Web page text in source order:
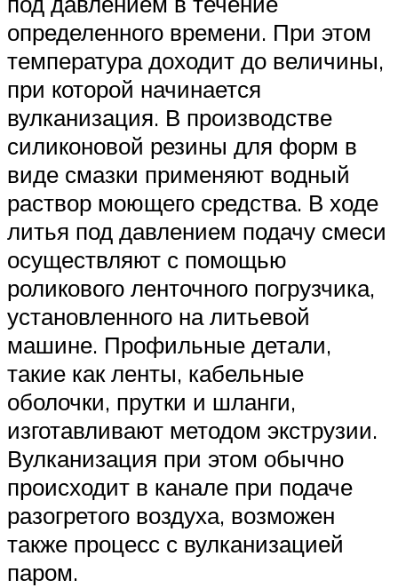
определенного времени. При этом
температура доходит до величины,
при которой начинается
вулканизация. В производстве
силиконовой резины для форм в
виде смазки применяют водный
раствор моющего средства. В ходе
литья под давлением подачу смеси
осуществляют с помощью
роликового ленточного погрузчика,
установленного на литьевой
машине. Профильные детали,
такие как ленты, кабельные
оболочки, прутки и шланги,
изготавливают методом экструзии.
Вулканизация при этом обычно
происходит в канале при подаче
разогретого воздуха, возможен
также процесс с вулканизацией
паром.